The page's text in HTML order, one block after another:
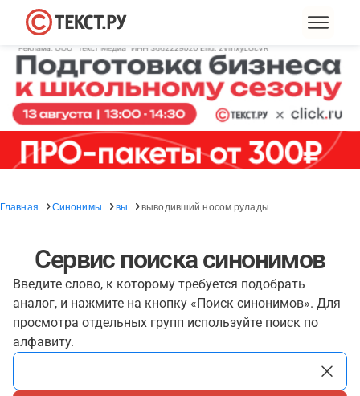
Главная Синонимы вы выводивший носом рулады
Сервис поиска синонимов
Введите слово, к которому требуется подобрать
аналог, и нажмите на кнопку «Поиск синонимов». Для
просмотра отдельных групп используйте поиск по
алфавиту.